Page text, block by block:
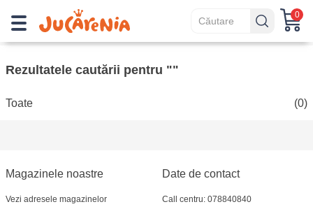
0
Rezultatele cautării pentru ""
Toate (0)
Magazinele noastre
Vezi adresele magazinelor
Date de contact
Call centru: 078840840